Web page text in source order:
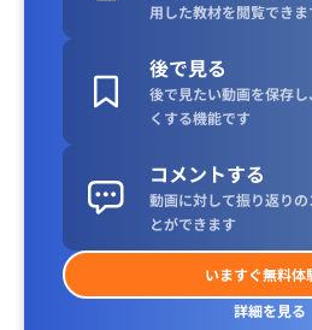
用した教材を閲覧できま
後で見る
後で見たい動画を保存
くする機能です
コメントする
動画に対して振り返り
とができます
いますぐ無料体
詳細を見る